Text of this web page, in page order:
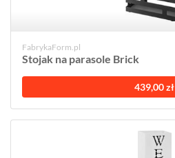
FabrykaForm.pl
Stojak na parasole Brick
439,00 zł